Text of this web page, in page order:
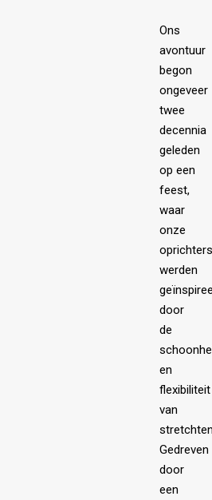
Ons
avontuur
begon
ongeveer
twee
decennia
geleden
op een
feest,
waar
onze
oprichters
werden
door
de
en
flexibiliteit
van
Gedreven
door
een